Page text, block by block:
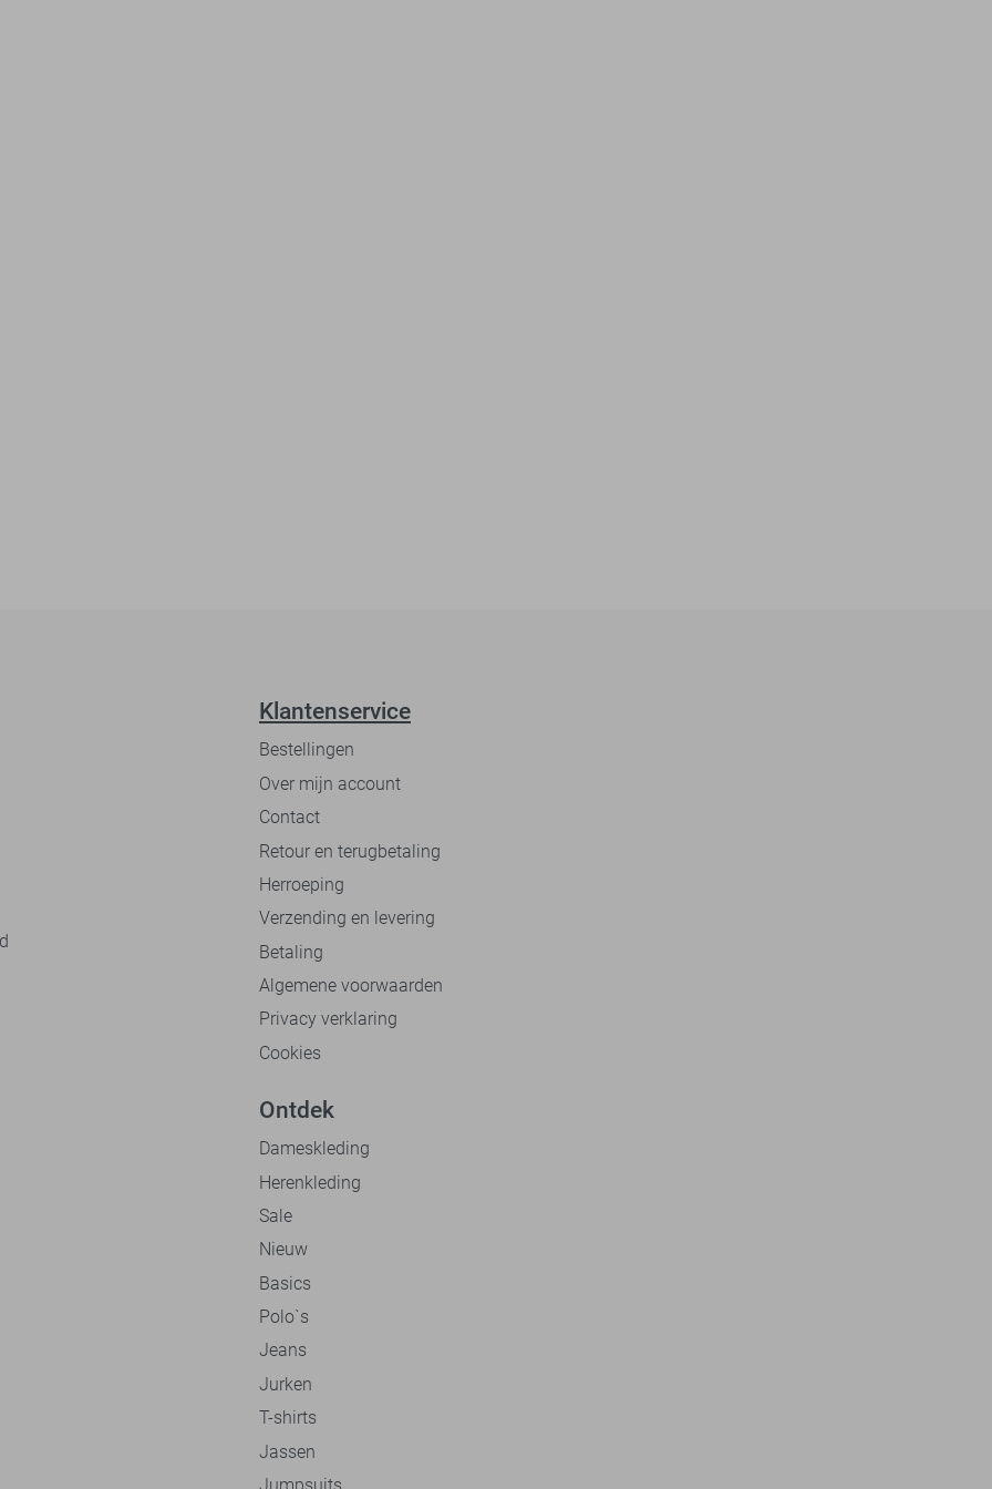
Klantenservice
Bestellingen
Over mijn account
Contact
Retour en terugbetaling
Herroeping
Verzending en levering
Betaling
Algemene voorwaarden
Privacy verklaring
Cookies
Ontdek
Dameskleding
Herenkleding
Sale
Nieuw
Basics
Polo`s
Jeans
Jurken
T-shirts
Jassen